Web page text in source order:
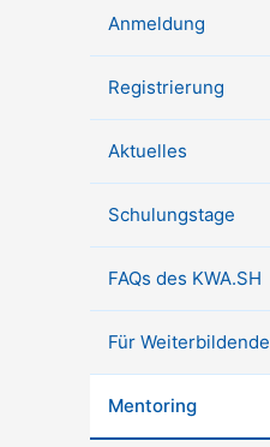
Anmeldung
Registrierung
Aktuelles
Schulungstage
FAQs des KWA.SH
Für Weiterbildende
Mentoring